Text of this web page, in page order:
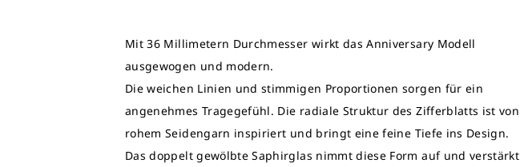
Mit 36 Millimetern Durchmesser wirkt das Anniversary Modell
ausgewogen und modern.
Die weichen Linien und stimmigen Proportionen sorgen für ein
angenehmes Tragegefühl. Die radiale Struktur des Zifferblatts ist von
rohem Seidengarn inspiriert und bringt eine feine Tiefe ins Design.
Das doppelt gewölbte Saphirglas nimmt diese Form auf und verstärkt